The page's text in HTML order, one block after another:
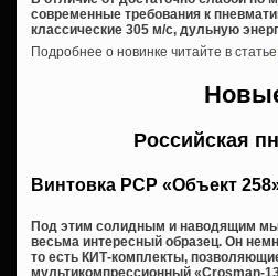
современные требования к
классические 305 м/с, дульную
Подробнее о новинке читайте в статье
Российская
Винтовка РСР «Объект
Под этим солидным и наводящим
весьма интересный образец. Он
то есть КИТ-комплекты,